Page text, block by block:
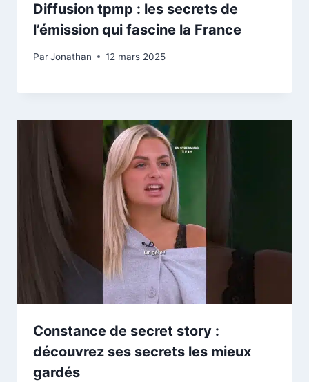
Diffusion tpmp : les secrets de
l’émission qui fascine la France
ParJonathan 12 mars 2025
Constance de secret story :
découvrez ses secrets les mieux
gardés